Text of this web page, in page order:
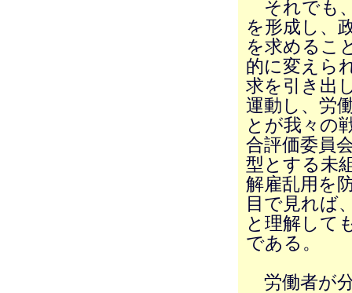
それでも
を形成し、
を求めるこ
的に変えら
求を引き出
運動し、労
とが我々の
合評価委員
型とする未
解雇乱用を
目で見れば
と理解して
である。
労働者が